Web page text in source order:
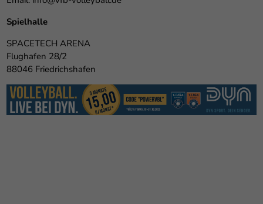
Spielhalle
SPACETECH ARENA
Flughafen 28/2
88046 Friedrichshafen